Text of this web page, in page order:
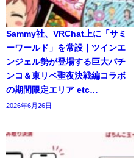
Sammy社、VRChat上に「サミ
ーワールド」を常設｜ツインエ
ンジェル勢が登場する巨大パチ
ンコ＆東リベ聖夜決戦編コラボ
の期間限定エリア etc…
2026年6月26日